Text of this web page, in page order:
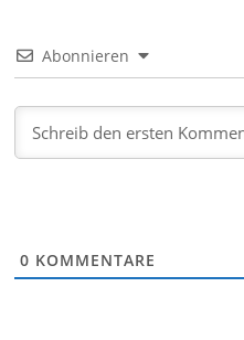
Abonnieren
0 KOMMENTARE